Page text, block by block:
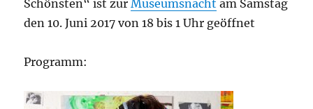
Schönsten“ ist zurMuseumsnacht am Samstag
den 10. Juni 2017 von 18 bis 1 Uhr geöffnet
Programm: